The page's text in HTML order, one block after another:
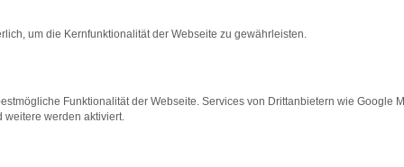
etwas mehr wollen
Plus-Ultra. Gerne erläutern wir Ihnen in einem persönlichen
entscheidet, profitiert von Technik auf dem neuesten
jede Gefahrensituation. Hinzu kommen die vielen
der Autowelt seinesgleichen sucht.
um die Kernfunktionalität der Webseite zu gewährleisten.
Funktionalität der Webseite. Services von Drittanbietern wie Google
weitere werden aktiviert.